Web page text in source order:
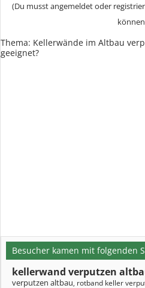
(Du musst angemeldet oder
Thema: Kellerwände im Altbau
geeignet?
Besucher kamen mit folgenden
kellerwand verputzen
verputzen altbau, rotband keller